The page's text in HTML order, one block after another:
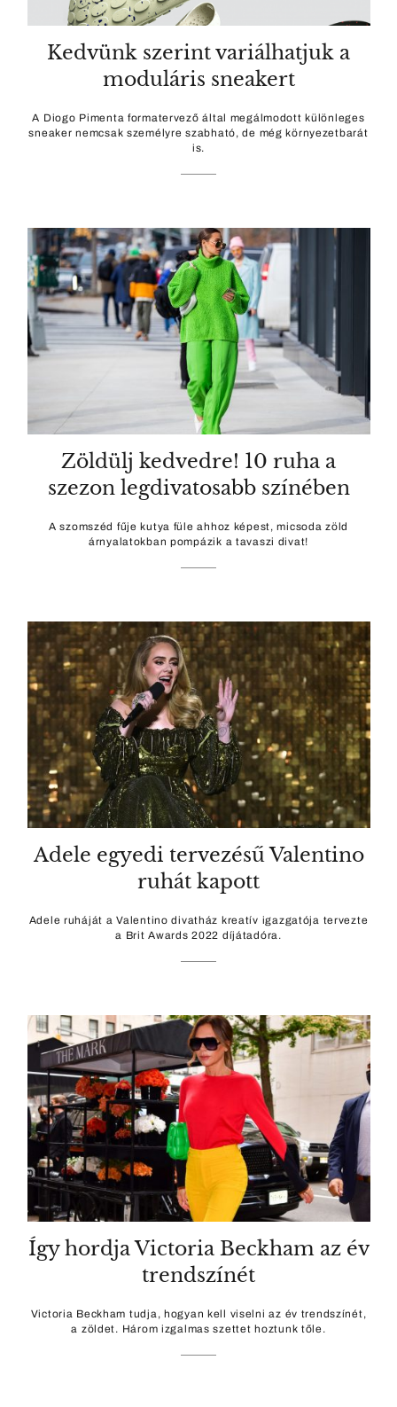
Kedvünk szerint variálhatjuk a
moduláris sneakert
A Diogo Pimenta formatervező által megálmodott különleges
sneaker nemcsak személyre szabható, de még környezetbarát
is.
Zöldülj kedvedre! 10 ruha a
szezon legdivatosabb színében
A szomszéd fűje kutya füle ahhoz képest, micsoda zöld
árnyalatokban pompázik a tavaszi divat!
Adele egyedi tervezésű Valentino
ruhát kapott
Adele ruháját a Valentino divatház kreatív igazgatója tervezte
a Brit Awards 2022 díjátadóra.
Így hordja Victoria Beckham az év
trendszínét
Victoria Beckham tudja, hogyan kell viselni az év trendszínét,
a zöldet. Három izgalmas szettet hoztunk tőle.